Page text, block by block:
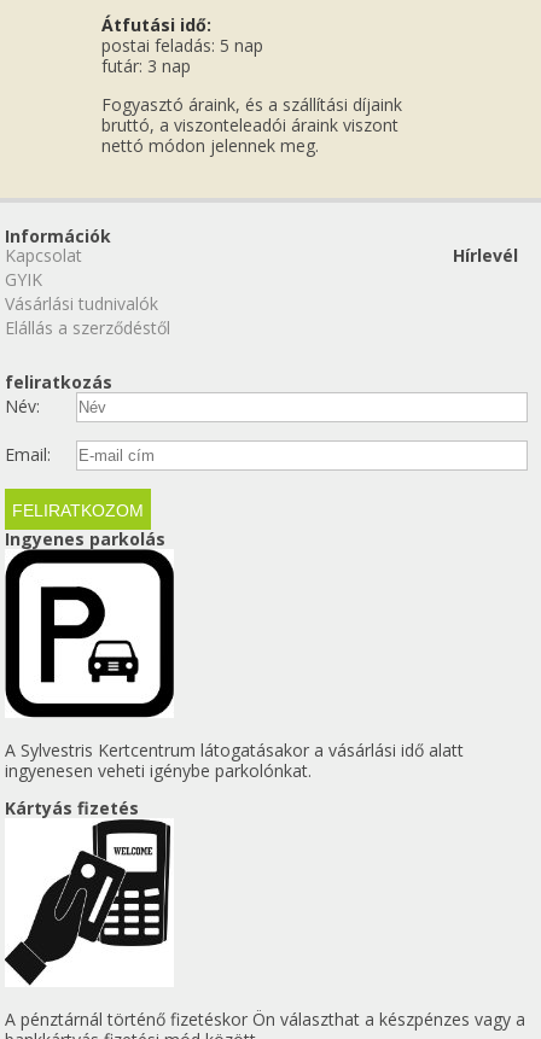
Átfutási idő:
postai feladás: 5 nap
futár: 3 nap
Fogyasztó áraink, és a szállítási díjaink
bruttó, a viszonteleadói áraink viszont
nettó módon jelennek meg.
Információk
Kapcsolat
GYIK
Vásárlási tudnivalók
Elállás a szerződéstől
Hírlevél
feliratkozás
Név:
Email:
Ingyenes parkolás
A Sylvestris Kertcentrum látogatásakor a vásárlási idő alatt
ingyenesen veheti igénybe parkolónkat.
Kártyás fizetés
A pénztárnál történő fizetéskor Ön választhat a készpénzes vagy a